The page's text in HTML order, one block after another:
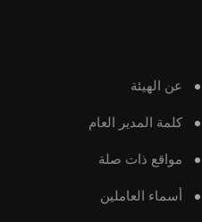
عن الهيئة
كلمة المدير العام
مواقع ذات صلة
أسماء العاملين